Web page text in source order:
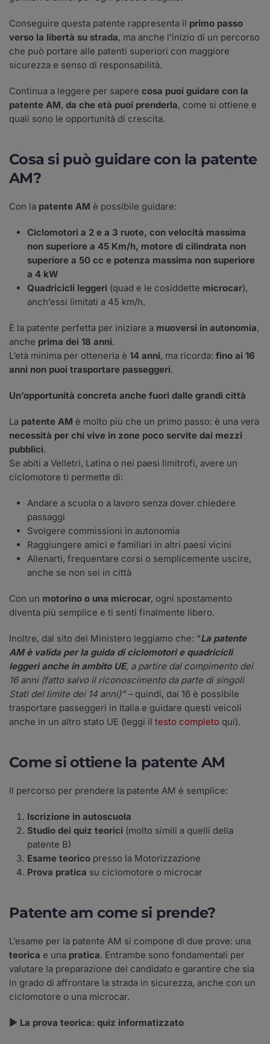
Conseguire questa patente rappresenta il primo passo
verso la libertà su strada, ma anche l’inizio di un percorso
che può portare alle patenti superiori con maggiore
sicurezza e senso di responsabilità.
Continua a leggere per sapere cosa puoi guidare con la
patente AM, da che età puoi prenderla, come si ottiene e
quali sono le opportunità di crescita.
Cosa si può guidare con la patente
AM?
Con la patente AM è possibile guidare:
Ciclomotori a 2 e a 3 ruote, con velocità massima
non superiore a 45 Km/h, motore di cilindrata non
superiore a 50 cc e potenza massima non superiore
a 4 kW
Quadricicli leggeri (quad e le cosiddette microcar),
anch’essi limitati a 45 km/h.
È la patente perfetta per iniziare a muoversi in autonomia,
anche prima dei 18 anni.
L’età minima per ottenerla è 14 anni, ma ricorda: fino ai 16
anni non puoi trasportare passeggeri.
Un’opportunità concreta anche fuori dalle grandi città
La patente AM è molto più che un primo passo: è una vera
necessità per chi vive in zone poco servite dai mezzi
pubblici.
Se abiti a Velletri, Latina o nei paesi limitrofi, avere un
ciclomotore ti permette di:
Andare a scuola o a lavoro senza dover chiedere
passaggi
Svolgere commissioni in autonomia
Raggiungere amici e familiari in altri paesi vicini
Allenarti, frequentare corsi o semplicemente uscire,
anche se non sei in città
Con un motorino o una microcar, ogni spostamento
diventa più semplice e ti senti finalmente libero.
Inoltre, dal sito del Ministero leggiamo che: “La patente
AM è valida per la guida di ciclomotori e quadricicli
leggeri anche in ambito UE, a partire dal compimento dei
16 anni (fatto salvo il riconoscimento da parte di singoli
Stati del limite dei 14 anni)” – quindi, dai 16 è possibile
trasportare passeggeri in Italia e guidare questi veicoli
anche in un altro stato UE (leggi il testo completo qui).
Come si ottiene la patente AM
Il percorso per prendere la patente AM è semplice:
Iscrizione in autoscuola
Studio dei quiz teorici (molto simili a quelli della
patente B)
Esame teorico presso la Motorizzazione
Prova pratica su ciclomotore o microcar
Patente am come si prende?
L’esame per la patente AM si compone di due prove: una
teorica e una pratica. Entrambe sono fondamentali per
valutare la preparazione del candidato e garantire che sia
in grado di affrontare la strada in sicurezza, anche con un
ciclomotore o una microcar.
▶ La prova teorica: quiz informatizzato